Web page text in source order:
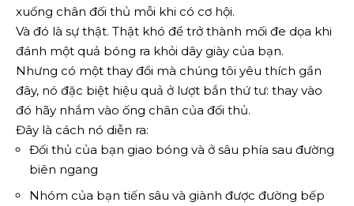
xuống chân đối thủ mỗi khi có cơ hội.
Và đó là sự thật. Thật khó để trở thành mối đe dọa khi
đánh một quả bóng ra khỏi dây giày của bạn.
Nhưng có một thay đổi mà chúng tôi yêu thích gần
đây, nó đặc biệt hiệu quả ở lượt bắn thứ tư: thay vào
đó hãy nhắm vào ống chân của đối thủ.
Đây là cách nó diễn ra:
Đối thủ của bạn giao bóng và ở sâu phía sau đường
biên ngang
Nhóm của bạn tiến sâu và giành được đường bếp